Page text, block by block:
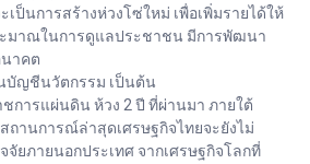
เป็นการสร้างห่วงโซ่ใหม่ เพื่อเพิ่มรายได้ให้
ะมาณในการดูแลประชาชน มีการพัฒนา
นาคต
บัญชีนวัตกรรม เป็นต้น
การแผ่นดิน ห้วง 2 ปี ที่ผ่านมา ภายใต้
ถานการณ์ล่าสุดเศรษฐกิจไทยจะยังไม่
จัยภายนอกประเทศ จากเศรษฐกิจโลกที่